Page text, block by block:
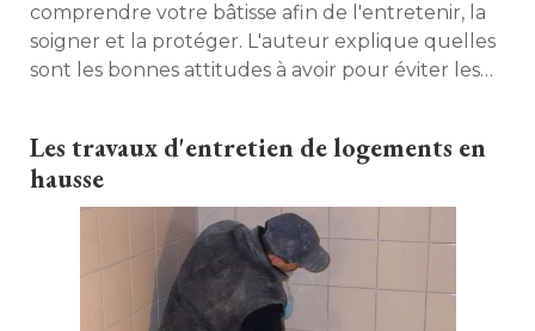
comprendre votre bâtisse afin de l'entretenir, la
soigner et la protéger. L'auteur explique quelles
sont les bonnes attitudes à avoir pour éviter les
Les travaux d'entretien de logements en
hausse